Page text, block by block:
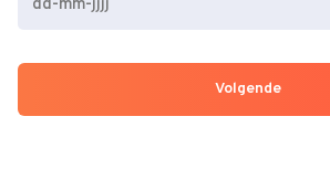
dash
dash